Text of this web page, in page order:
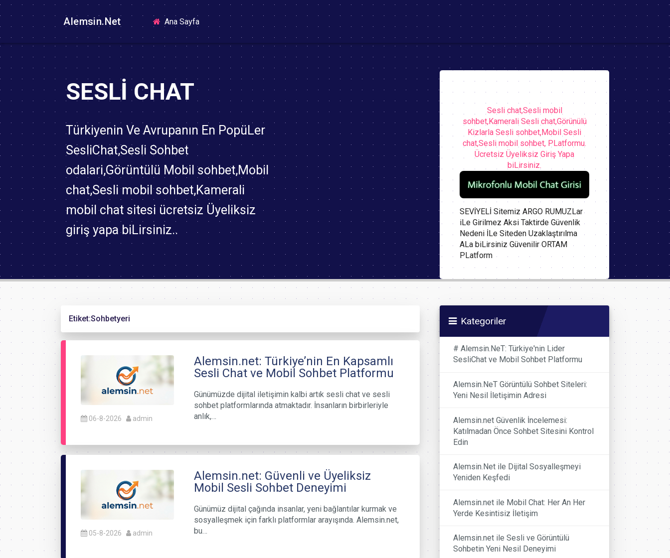
Alemsin.Net Ana Sayfa(current)
SESLI CHAT
Türkiyenin Ve Avrupanın En PopüLer
SesliChat,Sesli Sohbet
odalari,Görüntülü Mobil sohbet,Mobil
chat,Sesli mobil sohbet,Kamerali
mobil chat sitesi ücretsiz Üyeliksiz
giriş yapa biLirsiniz..
Sesli chat,Sesli mobil
sohbet,Kamerali Sesli chat,Görünülü
Kizlarla Sesli sohbet,Mobil Sesli
chat,Sesli mobil sohbet, PLatformu.
Ücretsiz Üyeliksiz Giriş Yapa
biLirsiniz.
SEVİYELİ Sitemiz ARGO RUMUZLar
iLe Girilmez Aksi Taktirde Güvenlik
Nedeni İLe Siteden Uzaklaştırılma
ALa biLirsiniz Güvenilir ORTAM
PLatform
Etiket:Sohbetyeri
06-8-2026 admin
Alemsin.net: Türkiye’nin En Kapsamlı
Sesli Chat ve Mobil Sohbet Platformu
Günümüzde dijital iletişimin kalbi artık sesli chat ve sesli
sohbet platformlarında atmaktadır. İnsanların birbirleriyle
anlık,…
05-8-2026 admin
Alemsin.net: Güvenli ve Üyeliksiz
Mobil Sesli Sohbet Deneyimi
Günümüz dijital çağında insanlar, yeni bağlantılar kurmak ve
sosyalleşmek için farklı platformlar arayışında. Alemsin.net,
bu…
Kategoriler
# Alemsin.NeT: Türkiye'nin Lider
SesliChat ve Mobil Sohbet Platformu
Alemsin.NeT Görüntülü Sohbet Siteleri:
Yeni Nesil İletişimin Adresi
Alemsin.net Güvenlik İncelemesi:
Katılmadan Önce Sohbet Sitesini Kontrol
Edin
Alemsin.Net ile Dijital Sosyalleşmeyi
Yeniden Keşfedi
Alemsin.net ile Mobil Chat: Her An Her
Yerde Kesintisiz İletişim
Alemsin.net ile Sesli ve Görüntülü
Sohbetin Yeni Nesil Deneyimi